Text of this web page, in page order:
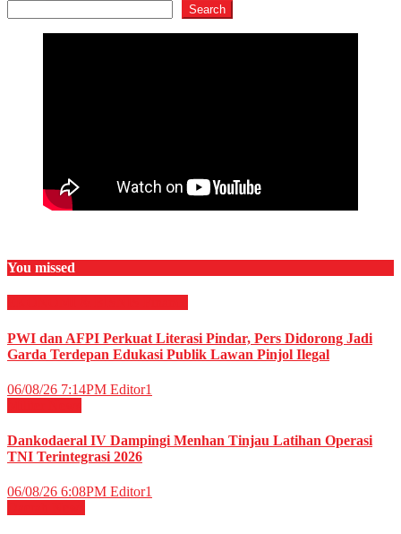
Search
You missed
PWI dan AFPI Perkuat Literasi Pindar, Pers Didorong Jadi
Garda Terdepan Edukasi Publik Lawan Pinjol Ilegal
06/08/26 7:14PM Editor1
Dankodaeral IV Dampingi Menhan Tinjau Latihan Operasi
TNI Terintegrasi 2026
06/08/26 6:08PM Editor1